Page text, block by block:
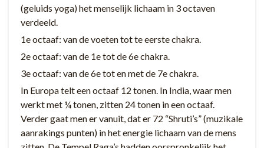
(geluids yoga) het menselijk lichaam in 3 octaven
verdeeld.
1e octaaf: van de voeten tot te eerste chakra.
2e octaaf: van de 1e tot de 6e chakra.
3e octaaf: van de 6e tot en met de 7e chakra.
In Europa telt een octaaf 12 tonen. In India, waar men
werkt met ¼ tonen, zitten 24 tonen in een octaaf.
Verder gaat men er vanuit, dat er 72 “Shruti’s” (muzikale
aanrakings punten) in het energie lichaam van de mens